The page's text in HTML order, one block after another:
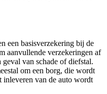
een basisverzekering bij de
aanvullende verzekeringen af
van schade of diefstal.
om een borg, die wordt
inleveren van de auto wordt